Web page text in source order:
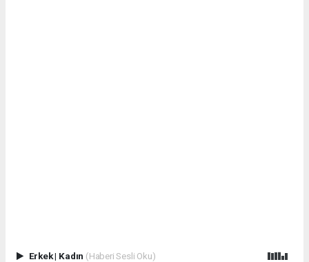
Erkek| Kadın (Haberi Sesli Oku)